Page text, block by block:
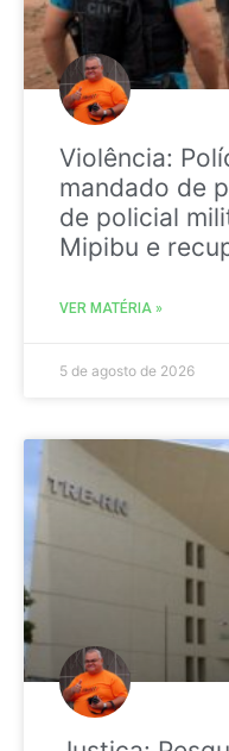
Violência:
mandado de
de policial
Mipibu e
VER MATÉRIA »
5 de agosto de 2026